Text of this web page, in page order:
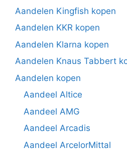
Aandelen Kingfish kopen
Aandelen KKR kopen
Aandelen Klarna kopen
Aandelen Knaus Tabbert
Aandelen kopen
Aandeel Altice
Aandeel AMG
Aandeel Arcadis
Aandeel ArcelorMittal